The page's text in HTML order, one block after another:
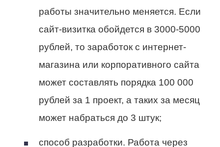
работы значительно меняется. Если
сайт-визитка обойдется в 3000-5000
рублей, то заработок с интернет-
магазина или корпоративного сайта
может составлять порядка 100 000
рублей за 1 проект, а таких за месяц
может набраться до 3 штук;
способ разработки. Работа через